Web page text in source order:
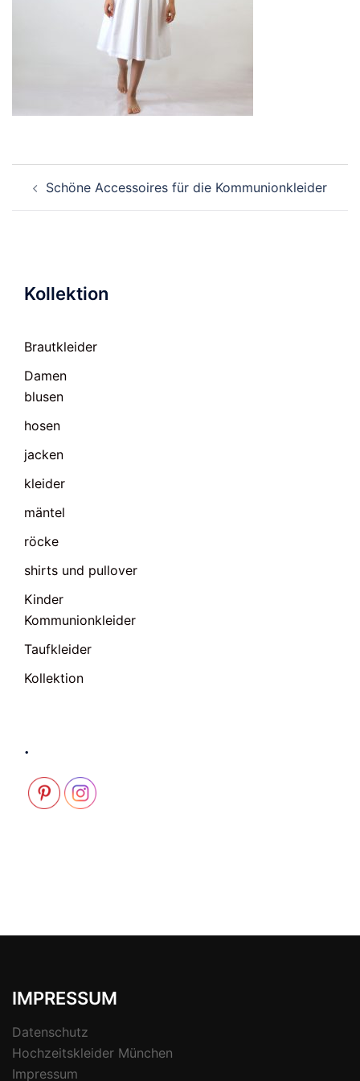
Schöne Accessoires für die Kommunionkleider
Kollektion
Brautkleider
Damen
blusen
hosen
jacken
kleider
mäntel
röcke
shirts und pullover
Kinder
Kommunionkleider
Taufkleider
Kollektion
.
IMPRESSUM
Datenschutz
Hochzeitskleider München
Impressum